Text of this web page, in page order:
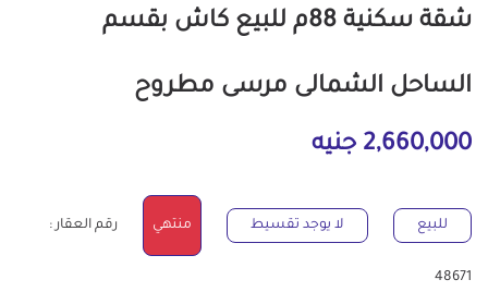
شقة سكنية 88م للبيع كاش بقسم
الساحل الشمالى مرسى مطروح
2,660,000 جنيه
للبيع لا يوجد تقسيط منتهي رقم العقار :
48671